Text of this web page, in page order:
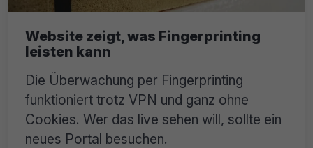
Website zeigt, was Fingerprinting
leisten kann
Die Überwachung per Fingerprinting
funktioniert trotz VPN und ganz ohne
Cookies. Wer das live sehen will, sollte ein
neues Portal besuchen.